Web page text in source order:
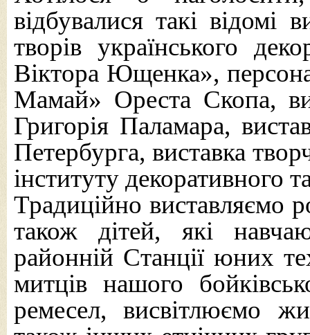
відбувалися такі відомі
творів українського
Віктора Ющенка»,
Мамай» Ореста Скопа,
Григорія Паламара,
Петербурга, виставка
інституту декоративного
Традиційно виставляємо
також дітей, які
районній Станції юних
митців нашого
ремесел, висвітлюємо